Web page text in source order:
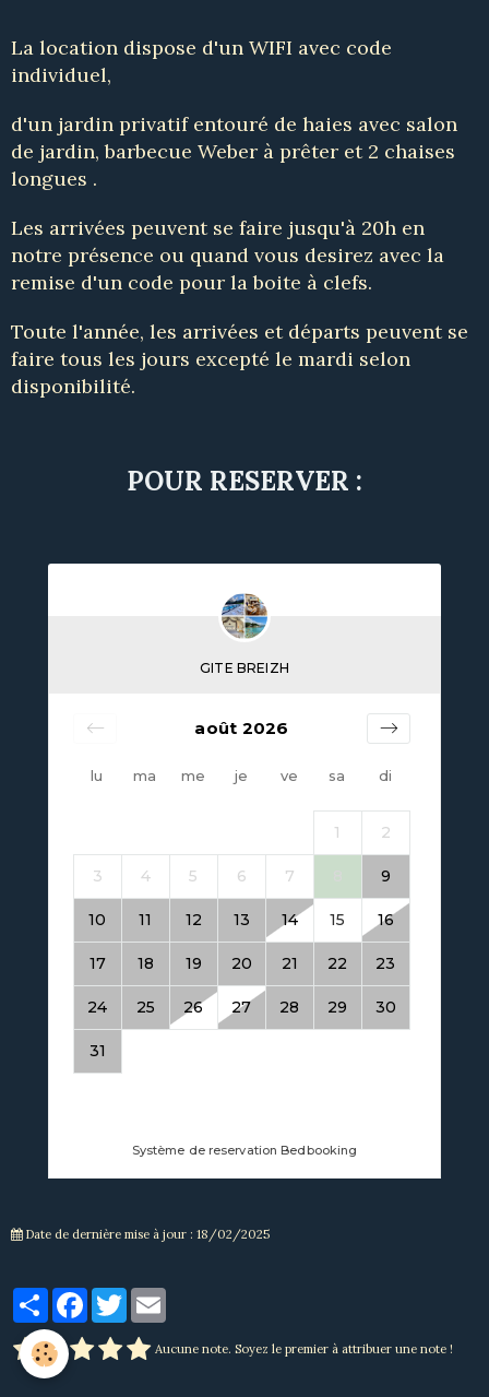
La location dispose d'un WIFI avec code
individuel,
d'un jardin privatif entouré de haies avec salon
de jardin, barbecue Weber à prêter et 2 chaises
longues .
Les arrivées peuvent se faire jusqu'à 20h en
notre présence ou quand vous desirez avec la
remise d'un code pour la boite à clefs.
Toute l'année, les arrivées et départs peuvent se
faire tous les jours excepté le mardi selon
disponibilité.
POUR RESERVER :
Date de dernière mise à jour : 18/02/2025
PartagerFacebook
Twitter
Aucune note. Soyez le premier à attribuer une note !